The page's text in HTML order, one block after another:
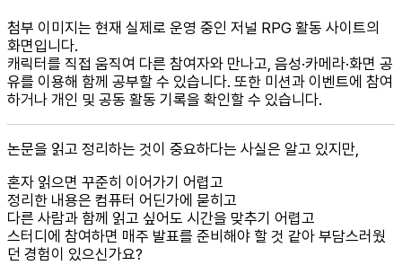
첨부 이미지는 현재 실제로 운영 중인 저널 RPG 활동 사이트의
화면입니다.
캐릭터를 직접 움직여 다른 참여자와 만나고, 음성·카메라·화면 공
유를 이용해 함께 공부할 수 있습니다. 또한 미션과 이벤트에 참여
하거나 개인 및 공동 활동 기록을 확인할 수 있습니다.
논문을 읽고 정리하는 것이 중요하다는 사실은 알고 있지만,
혼자 읽으면 꾸준히 이어가기 어렵고
정리한 내용은 컴퓨터 어딘가에 묻히고
다른 사람과 함께 읽고 싶어도 시간을 맞추기 어렵고
스터디에 참여하면 매주 발표를 준비해야 할 것 같아 부담스러웠
던 경험이 있으신가요?